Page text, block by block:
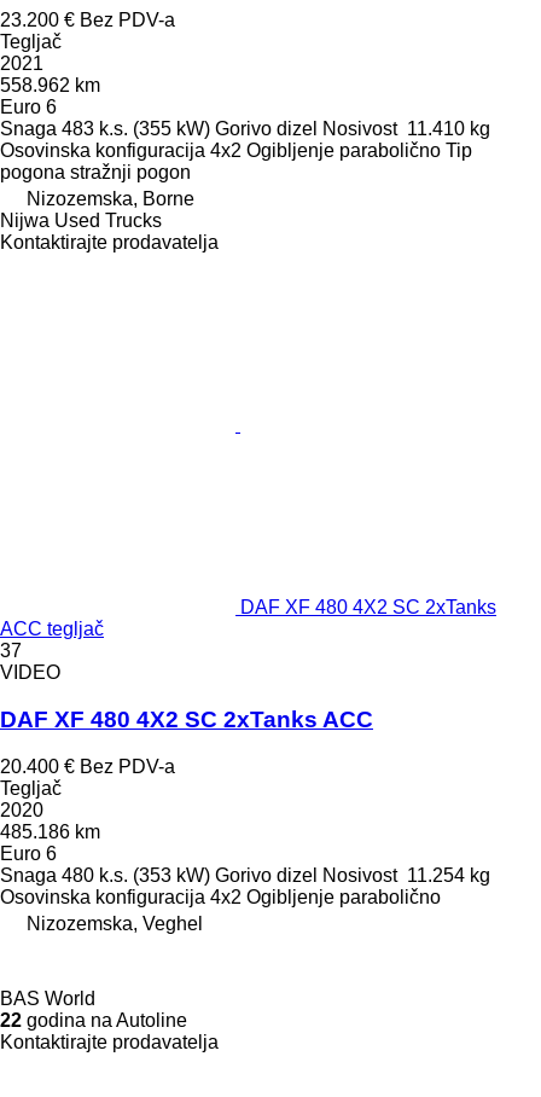
23.200 € Bez PDV-a
Tegljač
2021
558.962 km
Euro 6
Snaga 483 k.s. (355 kW) Gorivo dizel Nosivost 11.410 kg
Osovinska konfiguracija 4x2 Ogibljenje parabolično Tip
pogona stražnji pogon
Nizozemska, Borne
Nijwa Used Trucks
Kontaktirajte prodavatelja
DAF XF 480 4X2 SC 2xTanks
ACC tegljač
37
VIDEO
DAF XF 480 4X2 SC 2xTanks ACC
20.400 € Bez PDV-a
Tegljač
2020
485.186 km
Euro 6
Snaga 480 k.s. (353 kW) Gorivo dizel Nosivost 11.254 kg
Osovinska konfiguracija 4x2 Ogibljenje parabolično
Nizozemska, Veghel
BAS World
22 godina na Autoline
Kontaktirajte prodavatelja